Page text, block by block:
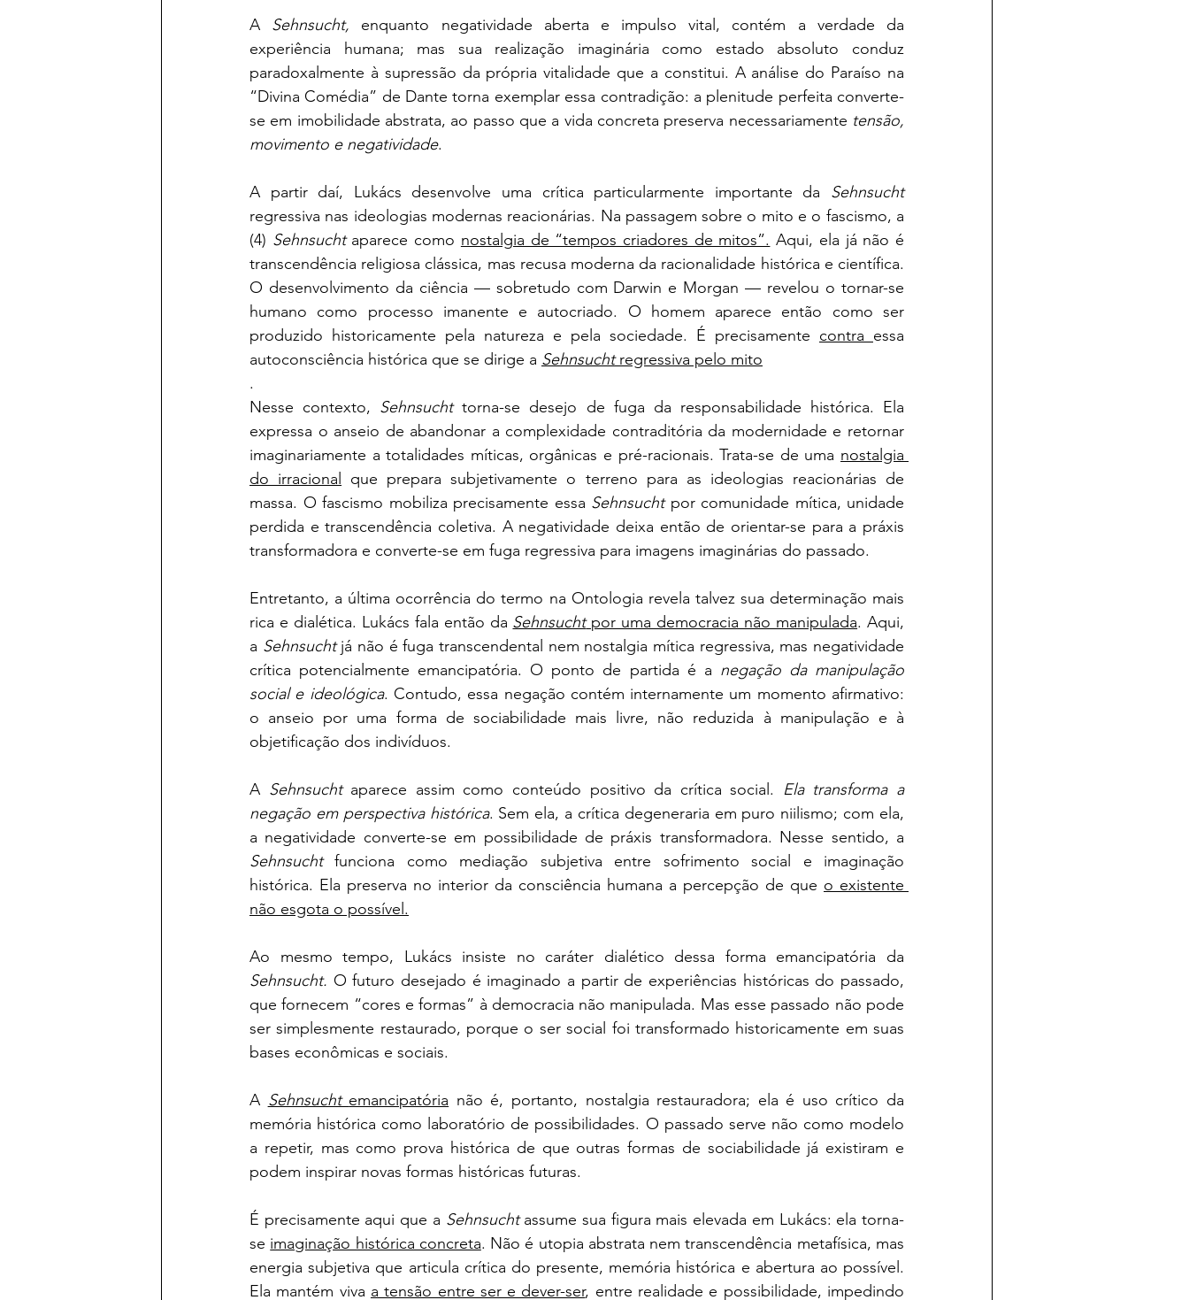
A Sehnsucht, enquanto negatividade aberta e impulso vital, contém a verdade da
experiência humana; mas sua realização imaginária como estado absoluto conduz
paradoxalmente à supressão da própria vitalidade que a constitui. A análise do Paraíso na
“Divina Comédia” de Dante torna exemplar essa contradição: a plenitude perfeita converte-
se em imobilidade abstrata, ao passo que a vida concreta preserva necessariamente tensão,
movimento e negatividade.
A partir daí, Lukács desenvolve uma crítica particularmente importante da
Sehnsucht
regressiva nas ideologias modernas reacionárias. Na passagem sobre o mito e o fascismo, a
(4) Sehnsucht aparece como nostalgia de “tempos criadores de mitos”. Aqui, ela já não é
transcendência religiosa clássica, mas recusa moderna da racionalidade histórica e científica.
O desenvolvimento da ciência — sobretudo com Darwin e Morgan — revelou o tornar-se
humano como processo imanente e autocriado. O homem aparece então como ser
produzido historicamente pela natureza e pela sociedade. É precisamente contra essa
autoconsciência histórica que se dirige a Sehnsucht regressiva pelo mito
.
Nesse contexto, Sehnsucht torna-se desejo de fuga da responsabilidade histórica. Ela
expressa o anseio de abandonar a complexidade contraditória da modernidade e retornar
imaginariamente a totalidades míticas, orgânicas e pré-racionais. Trata-se de uma nostalgia
do irracional
que prepara subjetivamente o terreno para as ideologias reacionárias de
massa. O fascismo mobiliza precisamente essa Sehnsucht por comunidade mítica, unidade
perdida e transcendência coletiva. A negatividade deixa então de orientar-se para a práxis
transformadora e converte-se em fuga regressiva para imagens imaginárias do passado.
Entretanto, a última ocorrência do termo na Ontologia revela talvez sua determinação mais
rica e dialética. Lukács fala então da Sehnsucht por uma democracia não manipulada. Aqui,
a Sehnsucht já não é fuga transcendental nem nostalgia mítica regressiva, mas negatividade
crítica potencialmente emancipatória. O ponto de partida é a negação da manipulação
social e ideológica. Contudo, essa negação contém internamente um momento afirmativo:
o anseio por uma forma de sociabilidade mais livre, não reduzida à manipulação e à
objetificação dos indivíduos.
A Sehnsucht aparece assim como conteúdo positivo da crítica social. Ela transforma a
negação em perspectiva histórica. Sem ela, a crítica degeneraria em puro niilismo; com ela,
Sehnsucht funciona como mediação subjetiva entre sofrimento social e imaginação
histórica. Ela preserva no interior da consciência humana a percepção de que o existente
não esgota o possível.
Sehnsucht. O futuro desejado é imaginado a partir de experiências históricas do passado,
que fornecem “cores e formas” à democracia não manipulada. Mas esse passado não pode
ser simplesmente restaurado, porque o ser social foi transformado historicamente em suas
bases econômicas e sociais.
A Sehnsucht emancipatória não é, portanto, nostalgia restauradora; ela é uso crítico da
memória histórica como laboratório de possibilidades. O passado serve não como modelo
a repetir, mas como prova histórica de que outras formas de sociabilidade já existiram e
podem inspirar novas formas históricas futuras.
É precisamente aqui que a Sehnsucht assume sua figura mais elevada em Lukács: ela torna-
se imaginação histórica concreta. Não é utopia abstrata nem transcendência metafísica, mas
energia subjetiva que articula crítica do presente, memória histórica e abertura ao possível.
Ela mantém viva a tensão entre ser e dever-ser, entre realidade e possibilidade, impedindo